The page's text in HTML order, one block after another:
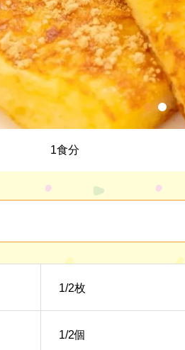
1食分
1/2枚
1/2個